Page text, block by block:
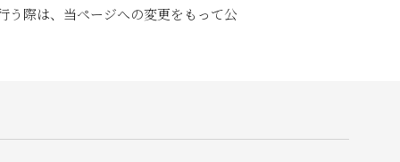
う際は、当ページへの変更をもって公